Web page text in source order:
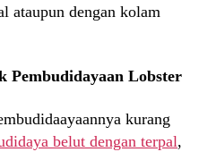
ataupun dengan kolam
Pembudidayaan Lobster
kurang
belut dengan terpal,